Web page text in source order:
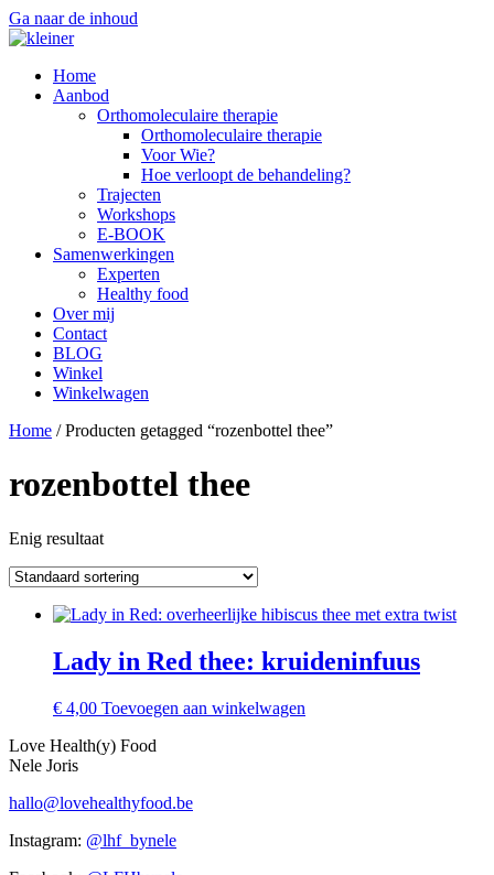
Ga naar de inhoud
Home
Aanbod
Orthomoleculaire therapie
Orthomoleculaire therapie
Voor Wie?
Hoe verloopt de behandeling?
Trajecten
Workshops
E-BOOK
Samenwerkingen
Experten
Healthy food
Over mij
Contact
BLOG
Winkel
Winkelwagen
Home / Producten getagged “rozenbottel thee”
rozenbottel thee
Enig resultaat
Lady in Red thee: kruideninfuus
€ 4,00 Toevoegen aan winkelwagen
Love Health(y) Food
Nele Joris
hallo@lovehealthyfood.be
Instagram: @lhf_bynele